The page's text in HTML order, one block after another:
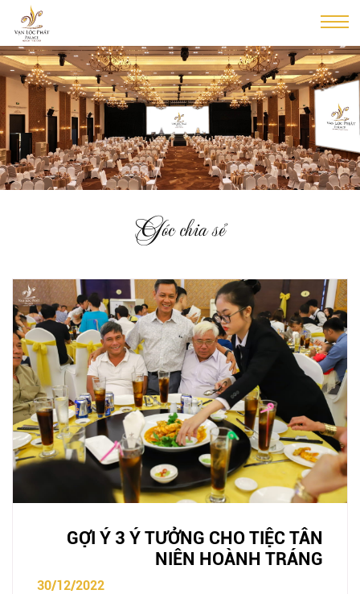
Góc chia sẻ
GỢI Ý 3 Ý TƯỞNG CHO TIỆC TÂN
NIÊN HOÀNH TRÁNG
30/12/2022